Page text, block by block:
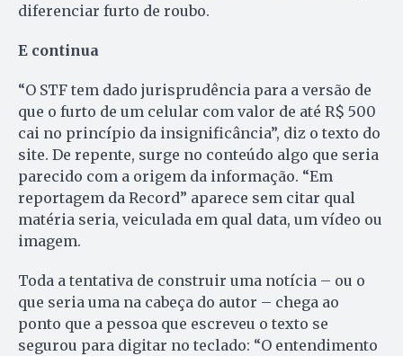
diferenciar furto de roubo.
E continua
“O STF tem dado jurisprudência para a versão de
que o furto de um celular com valor de até R$ 500
cai no princípio da insignificância”, diz o texto do
site. De repente, surge no conteúdo algo que seria
parecido com a origem da informação. “Em
reportagem da Record” aparece sem citar qual
matéria seria, veiculada em qual data, um vídeo ou
imagem.
Toda a tentativa de construir uma notícia – ou o
que seria uma na cabeça do autor – chega ao
ponto que a pessoa que escreveu o texto se
segurou para digitar no teclado: “O entendimento